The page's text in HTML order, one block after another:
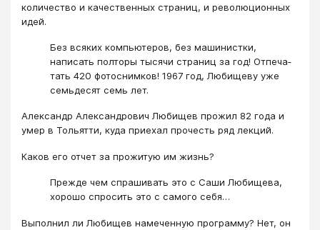
количество и качественных страниц, и революционных
идей.
Без всяких компьютеров, без машинистки,
написать полторы тысячи страниц за год! Отпеча­
тать 420 фотоснимков! 1967 год, Любищеву уже
семьдесят семь лет.
Александр Александрович Любищев прожил 82 года и
умер в Тольятти, куда приехал прочесть ряд лекций.
Каков его отчет за прожитую им жизнь?
Прежде чем спрашивать это с Саши Любищева,
хорошо спросить это с самого себя…
Выполнил ли Любищев намеченную програм­му? Нет, он